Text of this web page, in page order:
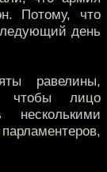
Потому, что
день
равелины,
чтобы лицо